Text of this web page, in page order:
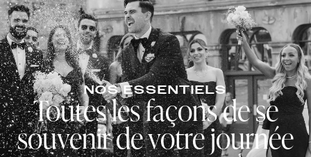
NOS ESSENTIELS
Toutes les façons de se
souvenir de votre journée